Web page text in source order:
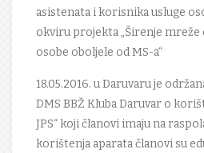
asistenata i korisnika usluge
okviru projekta „Širenje mreže
osobe oboljele od MS-a“
18.05.2016. u Daruvaru je
DMS BBŽ Kluba Daruvar o
JPS“ koji članovi imaju na
korištenja aparata članovi su